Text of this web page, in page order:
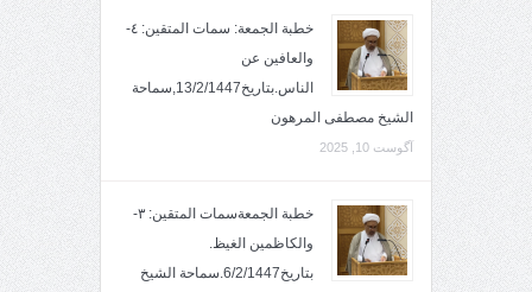
خطبة الجمعة: سمات المتقين: ٤-
والعافين عن
الناس.بتاريخ13/2/1447,سماحة
الشيخ مصطفى المرهون
آگوست 10, 2025
خطبة الجمعةسمات المتقين: ٣-
والكاظمين الغيظ.
بتاريخ6/2/1447.سماحة الشيخ